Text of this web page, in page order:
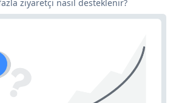
ziyaretçi nasıl desteklenir?